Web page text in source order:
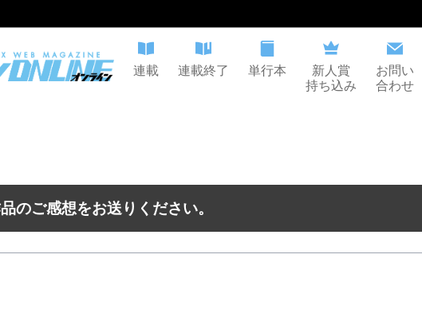
連載 連載終了 単行本
新人賞
持ち込み
お問い
合わせ
のご感想をお送りください。